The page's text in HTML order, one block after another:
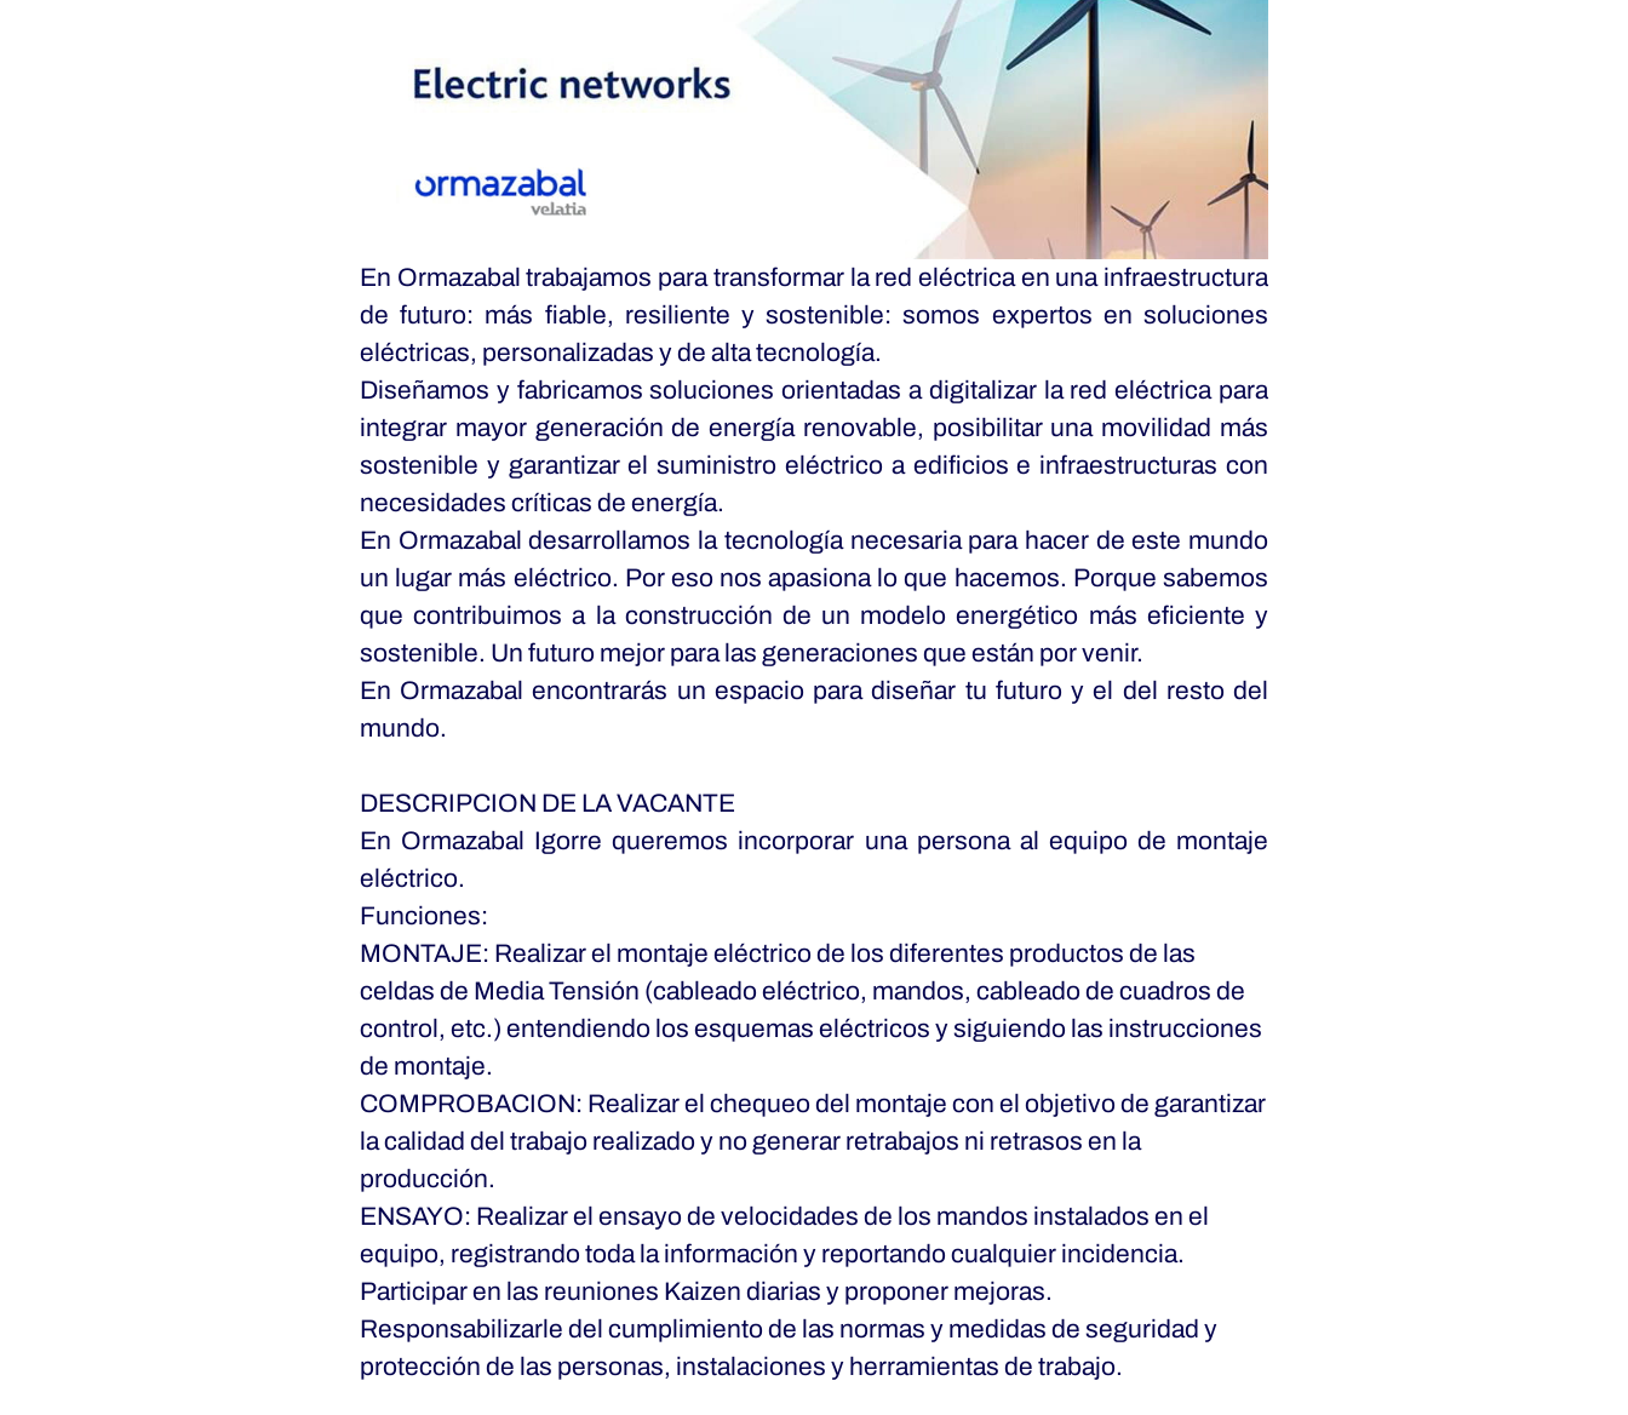
En Ormazabal trabajamos para transformar la red eléctrica en una infraestructura
de futuro: más fiable, resiliente y sostenible: somos expertos en soluciones
eléctricas, personalizadas y de alta tecnología.
Diseñamos y fabricamos soluciones orientadas a digitalizar la red eléctrica para
integrar mayor generación de energía renovable, posibilitar una movilidad más
sostenible y garantizar el suministro eléctrico a edificios e infraestructuras con
necesidades críticas de energía.
En Ormazabal desarrollamos la tecnología necesaria para hacer de este mundo
un lugar más eléctrico. Por eso nos apasiona lo que hacemos. Porque sabemos
que contribuimos a la construcción de un modelo energético más eficiente y
sostenible. Un futuro mejor para las generaciones que están por venir.
En Ormazabal encontrarás un espacio para diseñar tu futuro y el del resto del
mundo.
DESCRIPCION DE LA VACANTE
En Ormazabal Igorre queremos incorporar una persona al equipo de montaje
eléctrico.
Funciones:
MONTAJE: Realizar el montaje eléctrico de los diferentes productos de las
celdas de Media Tensión (cableado eléctrico, mandos, cableado de cuadros de
control, etc.) entendiendo los esquemas eléctricos y siguiendo las instrucciones
de montaje.
COMPROBACION: Realizar el chequeo del montaje con el objetivo de garantizar
la calidad del trabajo realizado y no generar retrabajos ni retrasos en la
producción.
ENSAYO: Realizar el ensayo de velocidades de los mandos instalados en el
equipo, registrando toda la información y reportando cualquier incidencia.
Participar en las reuniones Kaizen diarias y proponer mejoras.
Responsabilizarle del cumplimiento de las normas y medidas de seguridad y
protección de las personas, instalaciones y herramientas de trabajo.